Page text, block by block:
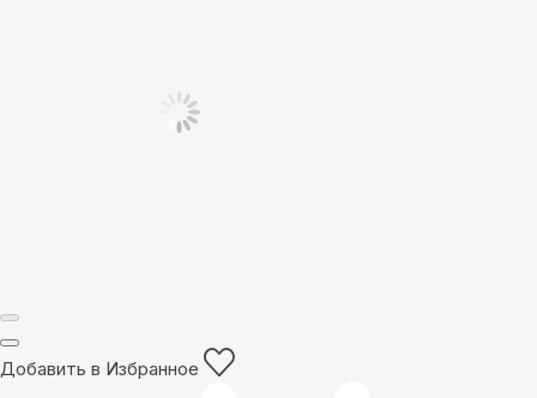
Добавить в Избранное